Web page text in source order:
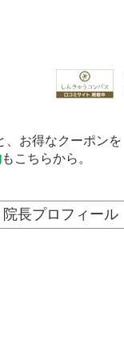
お得なクーポンを
もこちらから。
院長プロフィール